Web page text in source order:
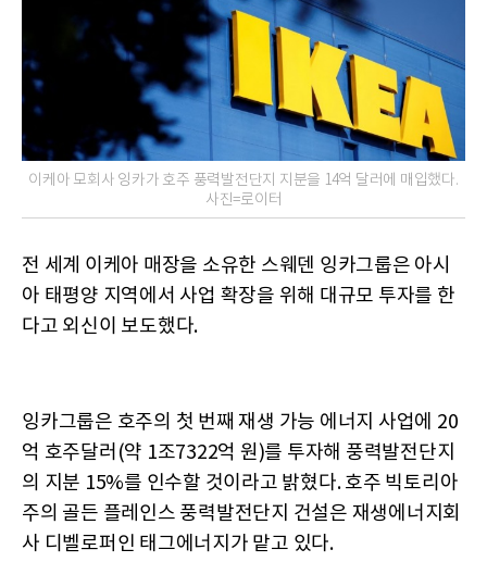
이케아 모회사 잉카가 호주 풍력발전단지 지분을 14억 달러에 매입했다.
사진=로이터
전 세계 이케아 매장을 소유한 스웨덴 잉카그룹은 아시
아 태평양 지역에서 사업 확장을 위해 대규모 투자를 한
다고 외신이 보도했다.
잉카그룹은 호주의 첫 번째 재생 가능 에너지 사업에 20
억 호주달러(약 1조7322억 원)를 투자해 풍력발전단지
의 지분 15%를 인수할 것이라고 밝혔다. 호주 빅토리아
주의 골든 플레인스 풍력발전단지 건설은 재생에너지회
사 디벨로퍼인 태그에너지가 맡고 있다.